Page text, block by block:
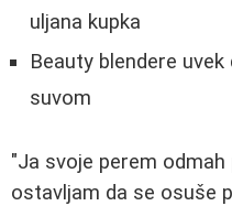
uljana kupka
Beauty blendere
suvom
"Ja svoje perem
ostavljam da se osuše